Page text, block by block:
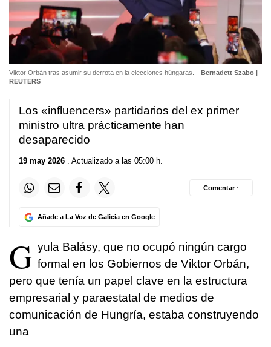
Viktor Orbán tras asumir su derrota en la elecciones húngaras.
Bernadett Szabo |
REUTERS
Los «influencers» partidarios del ex primer
ministro ultra prácticamente han
desaparecido
19 may 2026 . Actualizado a las 05:00 h.
Añade a La Voz de Galicia en Google
Comentar ·
G yula Balásy, que no ocupó ningún cargo
formal en los Gobiernos de Viktor Orbán,
pero que tenía un papel clave en la estructura
empresarial y paraestatal de medios de
comunicación de Hungría, estaba construyendo
una